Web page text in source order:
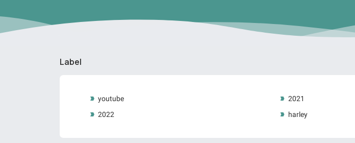
Label
youtube
2021
2022
harley